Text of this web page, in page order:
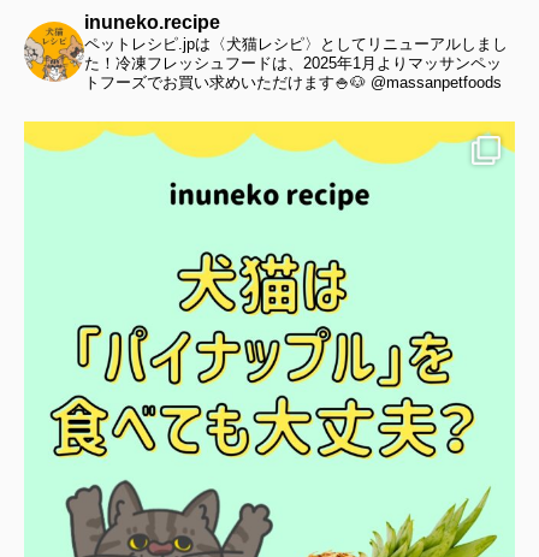
inuneko.recipe
ペットレシピ.jpは〈犬猫レシピ〉としてリニューアルしまし
た！冷凍フレッシュフードは、2025年1月よりマッサンペッ
トフーズでお買い求めいただけます🍚🐶 @massanpetfoods